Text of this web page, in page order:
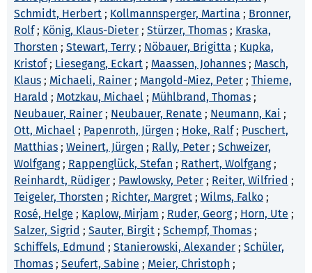
Schmidt, Herbert ; Kollmannsperger, Martina ; Bronner,
Rolf; König, Klaus-Dieter ; Stürzer, Thomas ; Kraska,
Thorsten ; Stewart, Terry ; Nöbauer, Brigitta ; Kupka,
Kristof; Liesegang, Eckart ; Maassen, Johannes ; Masch,
Klaus ; Michaeli, Rainer ; Mangold-Miez, Peter ; Thieme,
Harald ; Motzkau, Michael ; Mühlbrand, Thomas ;
Neubauer, Rainer ; Neubauer, Renate ; Neumann, Kai ;
Ott, Michael ; Papenroth, Jürgen ; Hoke, Ralf; Puschert,
Matthias ; Weinert, Jürgen ; Rally, Peter ; Schweizer,
Wolfgang; Rappenglück, Stefan ; Rathert, Wolfgang;
Reinhardt, Rüdiger ; Pawlowsky, Peter ; Reiter, Wilfried ;
Teigeler, Thorsten ; Richter, Margret ; Wilms, Falko ;
Rosé, Helge ; Kaplow, Mirjam ; Ruder, Georg; Horn, Ute ;
Salzer, Sigrid ; Sauter, Birgit ; Schempf, Thomas ;
Schiffels, Edmund ; Stanierowski, Alexander ; Schüler,
Thomas ; Seufert, Sabine ; Meier, Christoph ;